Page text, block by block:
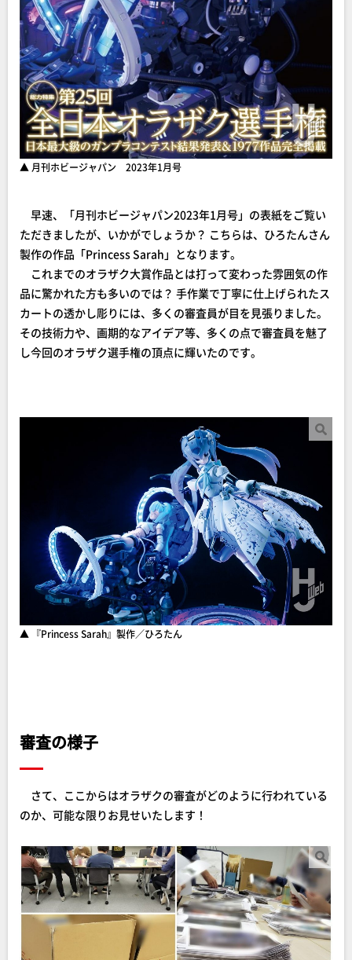
▲ 月刊ホビージャパン 2023年1月号
早速、「月刊ホビージャパン2023年1月号」の表紙をご覧い
ただきましたが、いかがでしょうか？ こちらは、ひろたんさん
製作の作品「Princess Sarah」となります。
これまでのオラザク大賞作品とは打って変わった雰囲気の作
品に驚かれた方も多いのでは？ 手作業で丁寧に仕上げられたス
カートの透かし彫りには、多くの審査員が目を見張りました。
その技術力や、画期的なアイデア等、多くの点で審査員を魅了
し今回のオラザク選手権の頂点に輝いたのです。
▲ 『Princess Sarah』製作／ひろたん
審査の様子
さて、ここからはオラザクの審査がどのように行われている
のか、可能な限りお見せいたします！